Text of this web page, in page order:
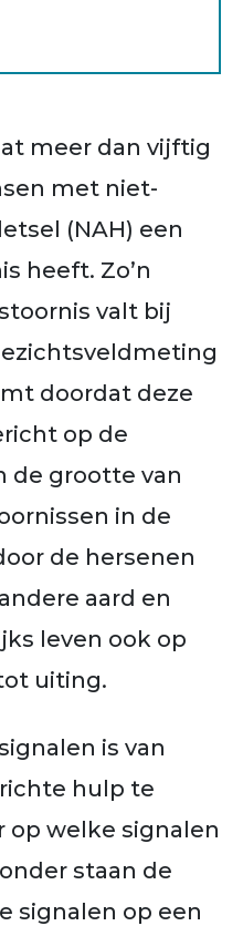
meer dan vijftig
met niet-
(NAH) een
heeft. Zo’n
valt bij
doordat deze
op de
de grootte van
in de
de hersenen
aard en
leven ook op
uiting.
is van
hulp te
op welke signalen
staan de
signalen op een